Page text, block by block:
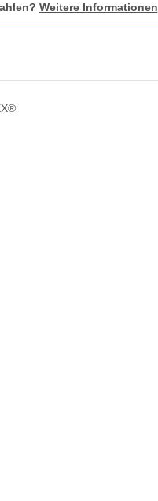
Weitere Informationen